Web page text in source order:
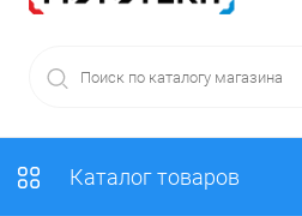
Каталог товаров